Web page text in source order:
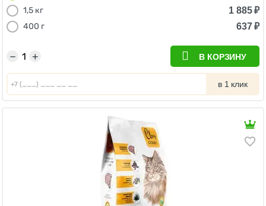
1,5 кг
1 885₽
400 г
637₽
+
− В КОРЗИНУ
в 1 клик